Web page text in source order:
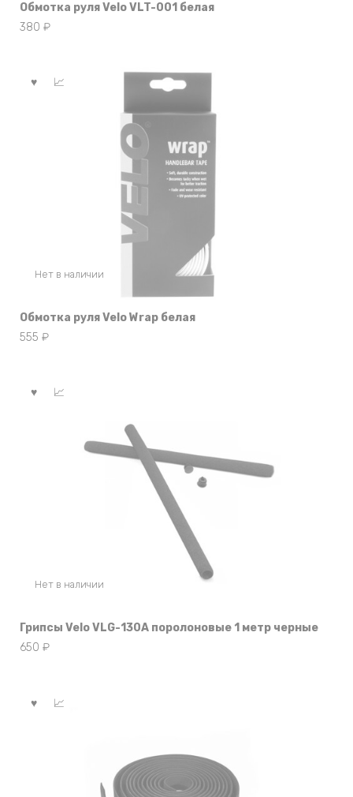
Обмотка руля Velo VLT-001 белая
380 ₽
Нет в наличии
Обмотка руля Velo Wrap белая
555 ₽
Нет в наличии
Грипсы Velo VLG-130A поролоновые 1 метр черные
650 ₽